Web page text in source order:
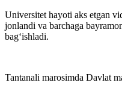
Universitet hayoti aks etgan
jonlandi va barchaga
bag‘ishladi.
Tantanali marosimda Davlat